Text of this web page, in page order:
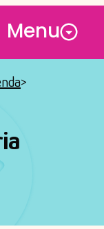
Open
Menu